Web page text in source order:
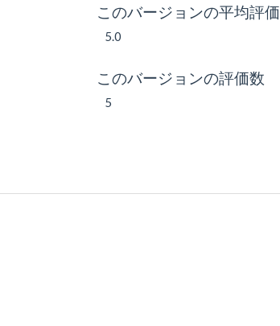
このバージョンの平均評価
5.0
このバージョンの評価数
5